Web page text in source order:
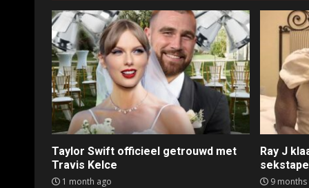
Taylor Swift officieel getrouwd met
Travis Kelce
1 month ago
Ray J
sekstape
9 months